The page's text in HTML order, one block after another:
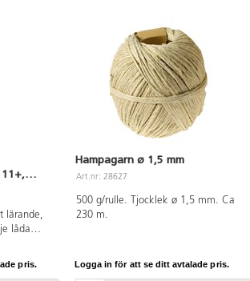
lärande,
låda
pris.
Hampagarn ø 1,5 mm
Art.nr: 28627
500 g/rulle. Tjocklek ø 1,5 mm. Ca
230 m.
Logga in för att se ditt avtalade pris.